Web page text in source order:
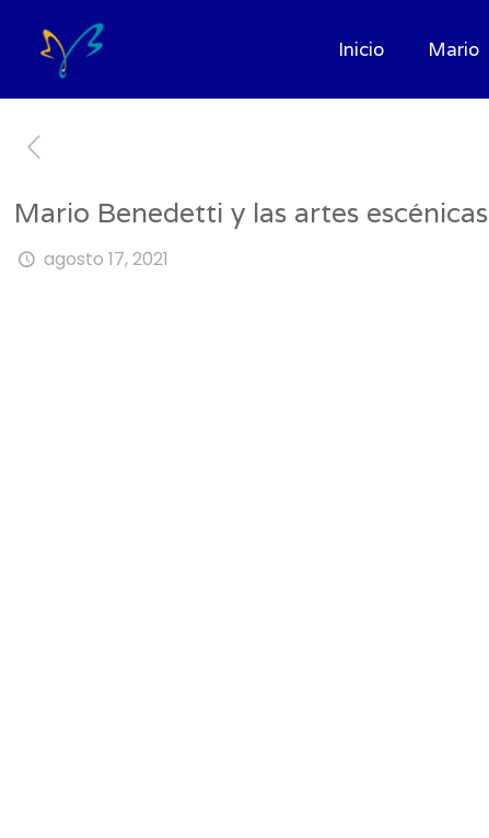
Inicio Mario
Mario Benedetti y las artes escénicas
agosto 17, 2021